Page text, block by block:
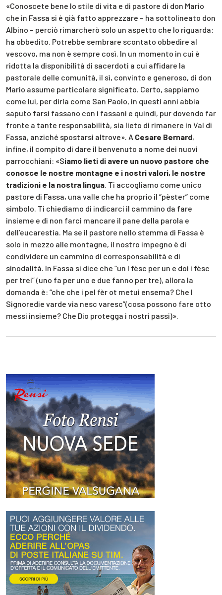
«Conoscete bene lo stile di vita e di pastore di don Mario
che in Fassa si è già fatto apprezzare – ha sottolineato don
Albino – perciò rimarcherò solo un aspetto che lo riguarda:
ha obbedito. Potrebbe sembrare scontato obbedire al
vescovo, ma non è sempre così. In un momento in cui è
ridotta la disponibilità di sacerdoti a cui affidare la
pastorale delle comunità, il sì, convinto e generoso, di don
Mario assume particolare significato. Certo, sappiamo
come lui, per dirla come San Paolo, in questi anni abbia
saputo farsi fassano con i fassani e quindi, pur dovendo far
fronte a tante responsabilità, sia lieto di rimanere in Val di
Fassa, anziché spostarsi altrove». A Cesare Bernard,
infine, il compito di dare il benvenuto a nome dei nuovi
parrocchiani: «Siamo lieti di avere un nuovo pastore che
conosce le nostre montagne e i nostri valori, le nostre
tradizioni e la nostra lingua. Ti accogliamo come unico
pastore di Fassa, una valle che ha proprio il “pèster” come
simbolo. Ti chiediamo di indicarci il cammino da fare
insieme e di non farci mancare il pane della parola e
dell’eucarestia. Ma se il pastore nello stemma di Fassa è
solo in mezzo alle montagne, il nostro impegno è di
condividere un cammino di corresponsabilità e di
sinodalità. In Fassa si dice che “un l fèsc per un e doi i fèsc
per trei” (uno fa per uno e due fanno per tre), allora la
domanda è: “che che i pel fèr ot metui ensema? Che l
Signoredie varde via nesc varesc”(cosa possono fare otto
messi insieme? Che Dio protegga i nostri passi)».